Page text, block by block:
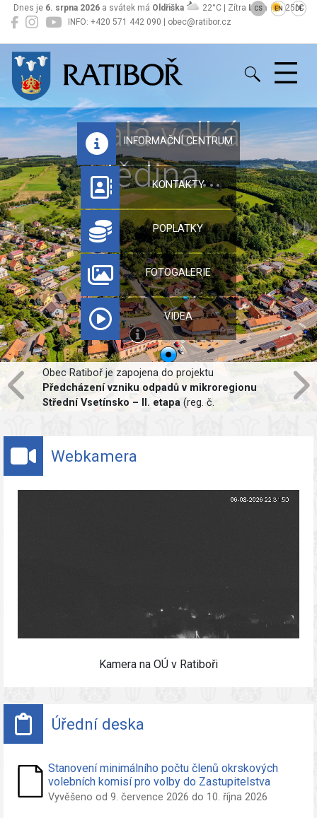
INFO: +420 571 442 090 | obec@ratibor.cz
Dnes je 6. srpna 2026a svátek má Oldřiška 22°C | Zítra Lada 25°C
CS EN DE
Ratiboř
Malá velká
dědina…
INFORMAČNÍ CENTRUM
KONTAKTY
POPLATKY
FOTOGALERIE
VIDEA
ProjektVýměna nepropustných ploch v obci
Ratibořje spolufinancován Evropskou
unií. Předmětem projektu je realizace místní
zadržena v předmětné lokalitě a za normálních
podmínek budou deštové vody vsakovány do
podloží.
Webkamera
Kamera na OÚ v Ratiboři
Úřední deska
Stanovení minimálního počtu členů okrskových
volebních komisí pro volby do Zastupitelstva
obce Ratiboř konané ve dnech 09. a 10. říjen
Vyvěšeno od 9. července 2026 do 10. října 2026